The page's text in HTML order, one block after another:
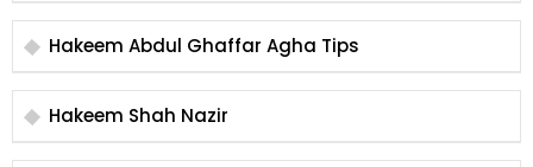
Hakeem Abdul Ghaffar Agha Tips
Hakeem Shah Nazir